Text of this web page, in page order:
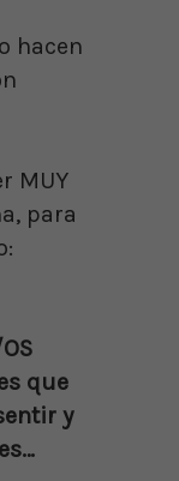
hacen
MUY
para
que
y